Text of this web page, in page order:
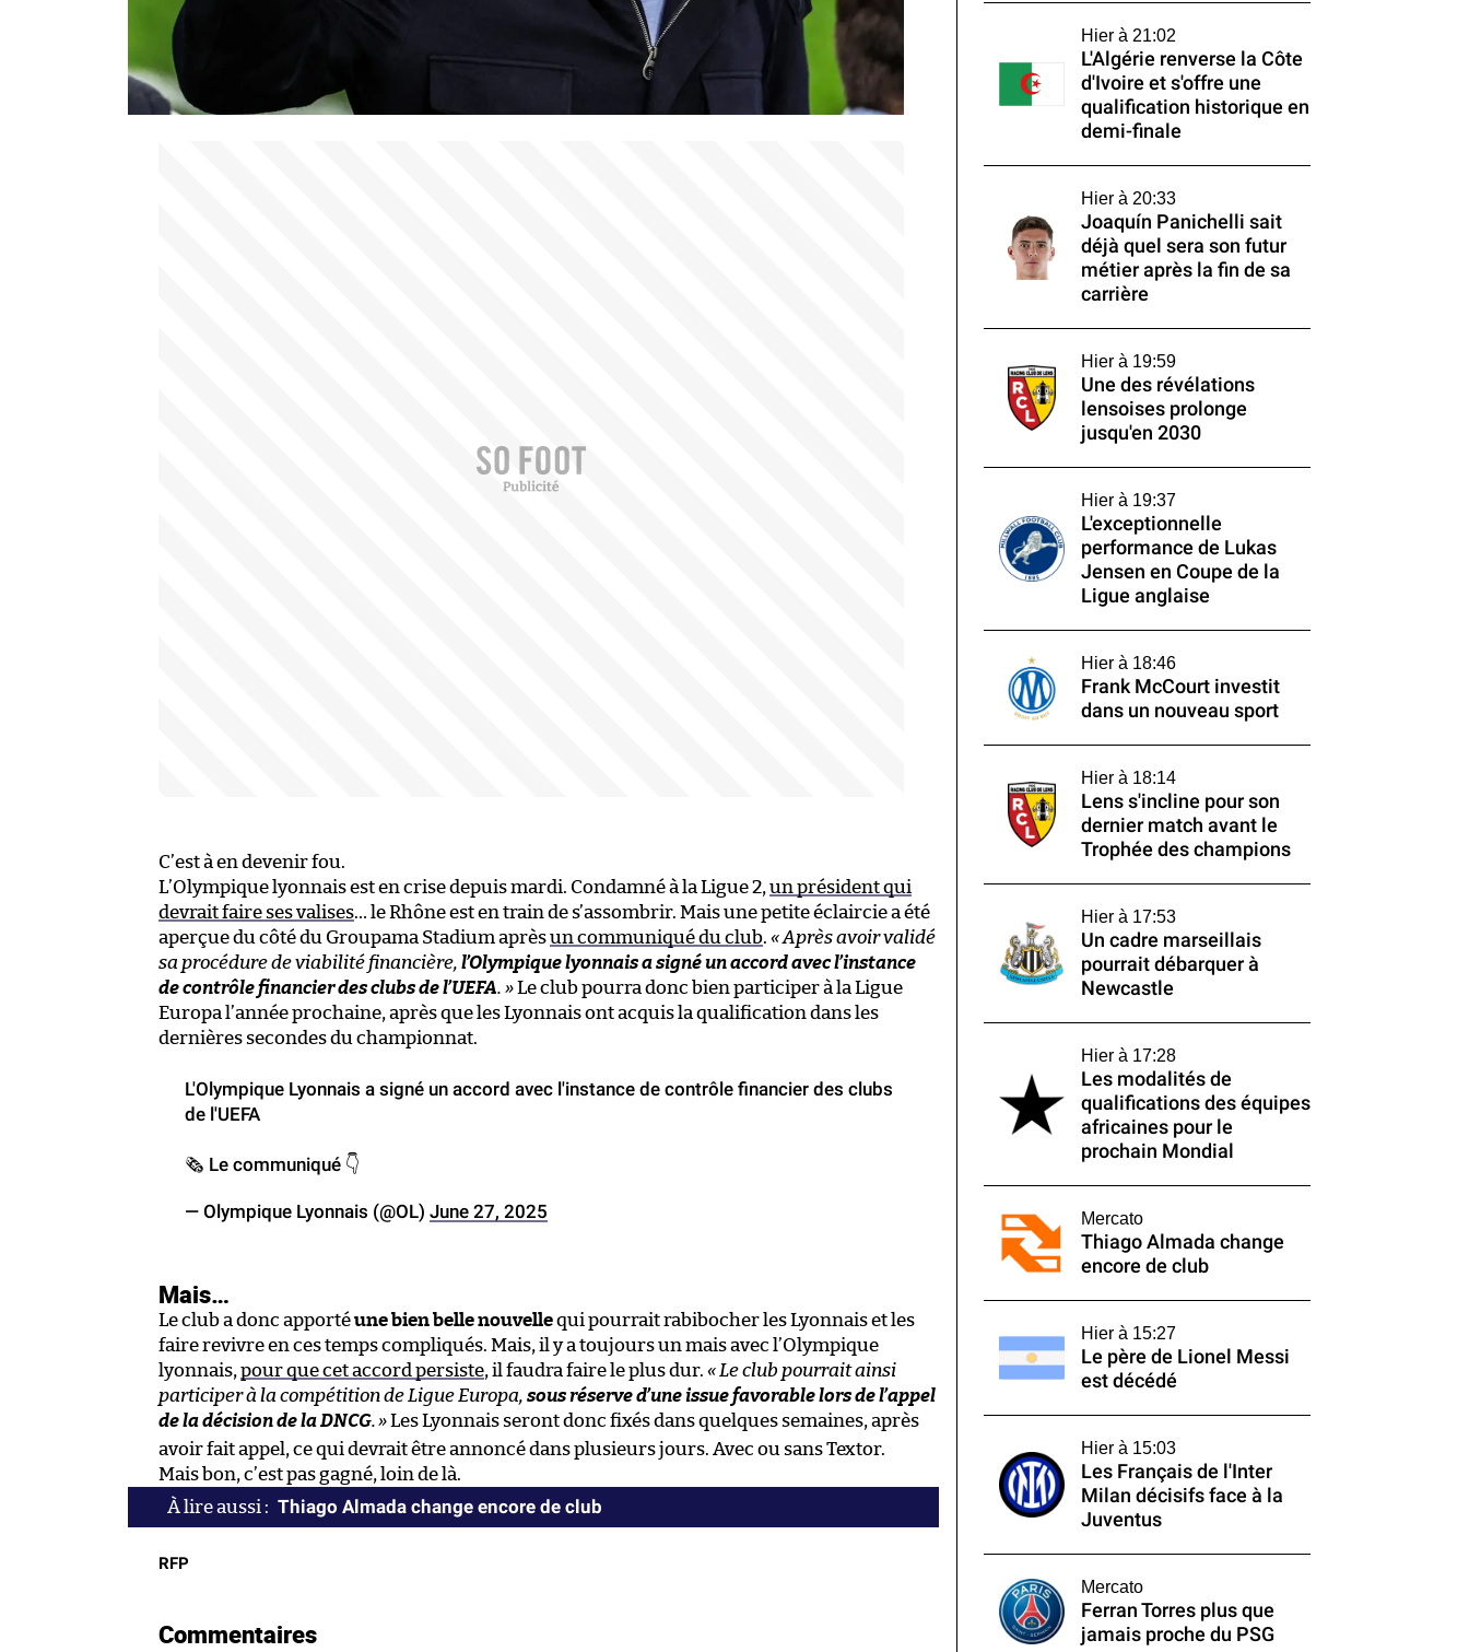
C’est à en devenir fou.
L’Olympique lyonnais est en crise depuis mardi. Condamné à la Ligue 2, un président qui
devrait faire ses valises… le Rhône est en train de s’assombrir. Mais une petite éclaircie a été
aperçue du côté du Groupama Stadium aprèsun communiqué du club. « Après avoir validé
sa procédure de viabilité financière, l’Olympique lyonnais a signé un accord avec l’instance
de contrôle financier des clubs de l’UEFA. »Le club pourra donc bien participer à la Ligue
Europa l’année prochaine, après que les Lyonnais ont acquis la qualification dans les
dernières secondes du championnat.
L'Olympique Lyonnais a signé un accord avec l'instance de contrôle financier des clubs
de l'UEFA
🗞 Le communiqué 👇
— Olympique Lyonnais (@OL) June 27, 2025
Mais…
Le club a donc apportéune bien belle nouvellequi pourrait rabibocher les Lyonnais et les
faire revivre en ces temps compliqués. Mais, il y a toujours un mais avec l’Olympique
lyonnais, pour que cet accord persiste, il faudra faire le plus dur. « Le club pourrait ainsi
participer à la compétition de Ligue Europa, sous réserve d’une issue favorable lors de l’appel
de la décision de la DNCG.»Les Lyonnais seront donc fixés dans quelques semaines, après
avoir fait appel, ce qui devrait être annoncé dans plusieurs jours. Avec ou sans Textor.
Mais bon, c’est pas gagné, loin de là.
Thiago Almada change encore de club
RFP
Commentaires
Hier à 21:02
L'Algérie renverse la Côte
d'Ivoire et s'offre une
qualification historique en
demi-finale
Hier à 20:33
Joaquín Panichelli sait
déjà quel sera son futur
métier après la fin de sa
carrière
Hier à 19:59
Une des révélations
lensoises prolonge
jusqu'en 2030
Hier à 19:37
L'exceptionnelle
performance de Lukas
Jensen en Coupe de la
Ligue anglaise
Hier à 18:46
Frank McCourt investit
dans un nouveau sport
Hier à 18:14
Lens s'incline pour son
dernier match avant le
Trophée des champions
Hier à 17:53
Un cadre marseillais
pourrait débarquer à
Newcastle
Hier à 17:28
Les modalités de
qualifications des équipes
africaines pour le
prochain Mondial
Mercato
Thiago Almada change
encore de club
Hier à 15:27
Le père de Lionel Messi
est décédé
Hier à 15:03
Les Français de l'Inter
Milan décisifs face à la
Juventus
Mercato
Ferran Torres plus que
jamais proche du PSG